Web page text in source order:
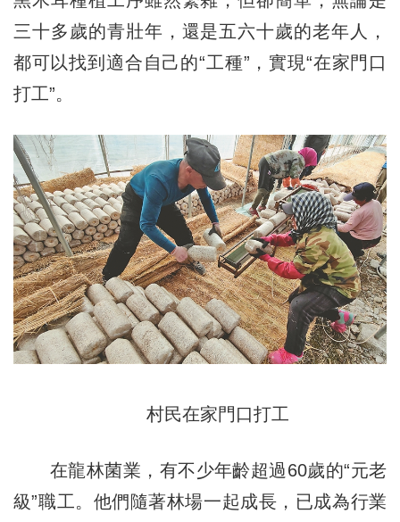
三十多歲的青壯年，還是五六十歲的老年人，
都可以找到適合自己的“工種”，實現“在家門口
打工”。
村民在家門口打工
在龍林菌業，有不少年齡超過60歲的“元老
級”職工。他們隨著林場一起成長，已成為行業